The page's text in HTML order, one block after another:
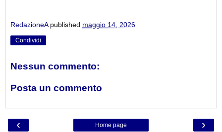
RedazioneA published maggio 14, 2026
Condividi
Nessun commento:
Posta un commento
‹ ›
Home page